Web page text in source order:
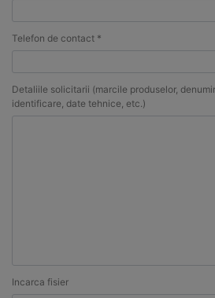
Telefon de contact *
Detaliile solicitarii (marcile produselor,
identificare, date tehnice, etc.)
Incarca fisier